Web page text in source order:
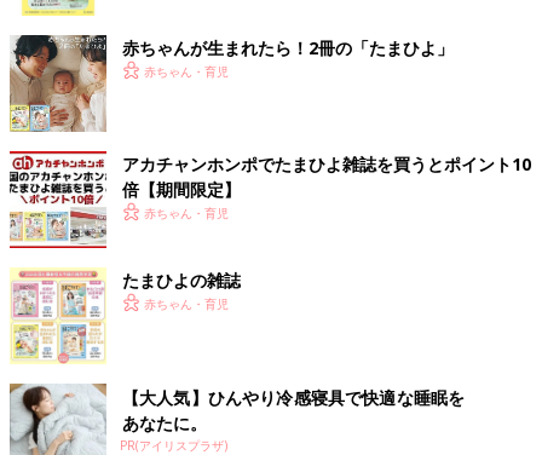
男の子の赤ちゃんであり、日々さまざまなことを発見する、研究
熱心な教授でもある。好きなものは、絵本と、ジョイントマット
の端。
登場人物／助手Aまぼ（ママ）
赤ちゃんが生まれたら！2冊の「たまひよ」
赤ちゃん・育児
アカチャンホンポでたまひよ雑誌を買うとポイント10
倍【期間限定】
赤ちゃん・育児
たまひよの雑誌
赤ちゃん・育児
【大人気】ひんやり冷感寝具で快適な睡眠を
あなたに。
PR(アイリスプラザ)